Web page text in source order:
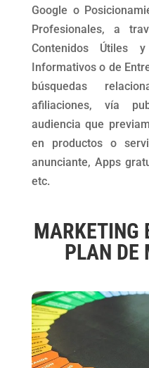
Google o
Profesionales, a
Contenidos Útiles
Informativos o de
búsquedas
afiliaciones, vía
audiencia que
en productos o
anunciante, Apps
etc.
MARKETING
PLAN DE